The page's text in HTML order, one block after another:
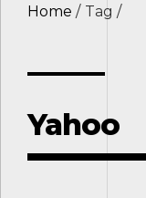
Home Tag
Yahoo